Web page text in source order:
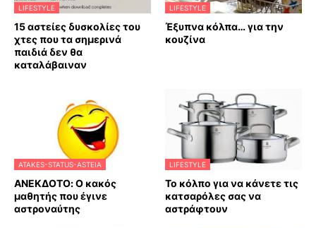
LIFESTYLE
15 αστείες δυσκολίες του
χτες που τα σημερινά
παιδιά δεν θα
καταλάβαιναν
LIFESTYLE
Έξυπνα κόλπα… για την
κουζίνα
ATAKES-STATUS-ASTEIA
ΑΝΕΚΔΟΤΟ: Ο κακός
μαθητής που έγινε
αστροναύτης
LIFESTYLE
Το κόλπο για να κάνετε τις
κατσαρόλες σας να
αστράφτουν